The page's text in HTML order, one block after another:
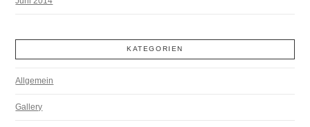
KATEGORIEN
Allgemein
Gallery